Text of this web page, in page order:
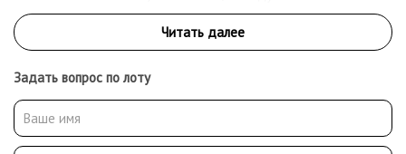
государственный академический художественный институт
имени В. И. Сурикова (МГАХИ). Жил и работал в Москве. Умер в
1998 году.
Задать вопрос по лоту